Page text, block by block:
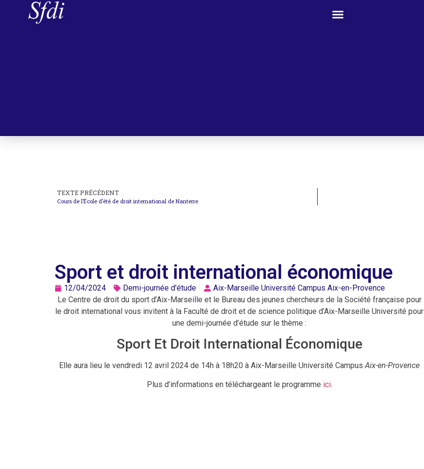
TEXTE PRÉCÉDENT
Cours de l’École d’été de droit international de Nanterre
Sport et droit international économique
12/04/2024 Demi-journée d'étude
Aix-Marseille Université Campus Aix-en-Provence
Le Centre de droit du sport d’Aix-Marseille et le Bureau des jeunes chercheurs de la Société française pour
le droit international vous invitent à la Faculté de droit et de science politique d’Aix-Marseille Université pour
une demi-journée d’étude sur le thème :
Sport Et Droit International Économique
Elle aura lieu le vendredi 12 avril 2024 de 14h à 18h20 à Aix-Marseille Université CampusAix-en-Provence
Plus d’informations en téléchargeant le programme ici.